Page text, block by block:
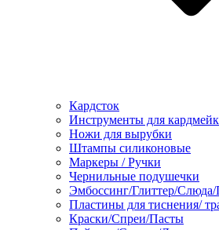
Кардсток
Инструменты для
Ножи для вырубки
Штампы силиконовые
Маркеры / Ручки
Чернильные подушечки
Эмбоссинг/Глиттер/
Пластины для тиснения/
Краски/Спреи/Пасты